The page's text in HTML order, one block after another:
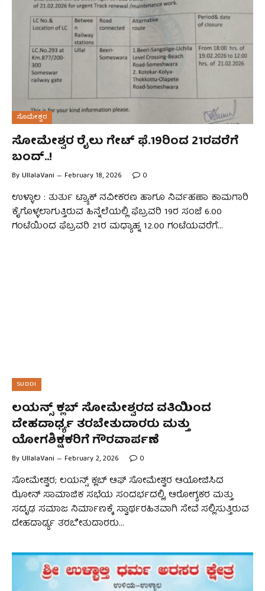
ಸೊಮೇಶ್ವರ
ಸೋಮೇಶ್ವರ ರೈಲು ಗೇಟ್ ಫೆ.19ರಿಂದ 21ರವರೆಗೆ
ಬಂದ್..!
ByUllalaVani February 18, 2026 0
ಉಳ್ಳಾಲ : ತುರ್ತು ಟ್ರ್ಯಾಕ್ ನವೀಕರಣ ಹಾಗೂ ನಿರ್ವಹಣಾ ಕಾಮಗಾರಿ
ಕೈಗೊಳ್ಳಲಾಗುತ್ತಿರುವ ಹಿನ್ನೆಲೆಯಲ್ಲಿ ಫೆಬ್ರವರಿ 19ರ ಸಂಜೆ 6.00
ಗಂಟೆಯಿಂದ ಫೆಬ್ರವರಿ 21ರ ಮಧ್ಯಾಹ್ನ 12.00 ಗಂಟೆಯವರೆಗೆ…
SUDDI
ಲಯನ್ಸ್ ಕ್ಲಬ್ ಸೋಮೇಶ್ವರದ ವತಿಯಿಂದ
ದೇಹದಾರ್ಢ್ಯ ತರಬೇತುದಾರರು ಮತ್ತು
ಯೋಗಶಿಕ್ಷಕರಿಗೆ ಗೌರವಾರ್ಪಣೆ
ByUllalaVani February 2, 2026 0
ಸೋಮೇಶ್ವರ; ಲಯನ್ಸ್ ಕ್ಲಬ್ ಆಫ್ ಸೋಮೇಶ್ವರ ಆಯೋಜಿಸಿದ
ಝೋನ್ ಸಾಮಾಜಿಕ ಸಭೆಯ ಸಂದರ್ಭದಲ್ಲಿ, ಆರೋಗ್ಯಕರ ಮತ್ತು
ಸದೃಢ ಸಮಾಜ ನಿರ್ಮಾಣಕ್ಕೆ ಸ್ವಾರ್ಥರಹಿತವಾಗಿ ಸೇವೆ ಸಲ್ಲಿಸುತ್ತಿರುವ
ದೇಹದಾರ್ಢ್ಯ ತರಬೇತುದಾರರು…